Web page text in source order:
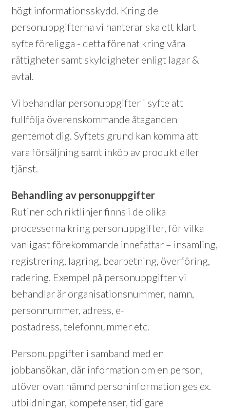
högt informationsskydd. Kring de
personuppgifterna vi hanterar ska ett klart
syfte föreligga - detta förenat kring våra
rättigheter samt skyldigheter enligt lagar &
avtal.
Vi behandlar personuppgifter i syfte att
fullfölja överenskommande åtaganden
gentemot dig. Syftets grund kan komma att
vara försäljning samt inköp av produkt eller
tjänst.
Behandling av personuppgifter
Rutiner och riktlinjer finns i de olika
processerna kring personuppgifter, för vilka
vanligast förekommande innefattar – insamling,
registrering, lagring, bearbetning, överföring,
radering. Exempel på personuppgifter vi
behandlar är organisationsnummer, namn,
personnummer, adress, e-
postadress, telefonnummer etc.
Personuppgifter i samband med en
jobbansökan, där information om en person,
utöver ovan nämnd personinformation ges ex.
utbildningar, kompetenser, tidigare